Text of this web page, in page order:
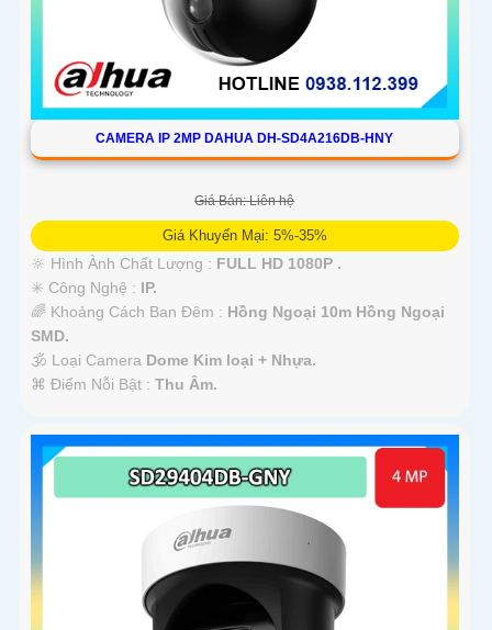
CAMERA IP 2MP DAHUA DH-SD4A216DB-HNY
Giá Bán: Liên hệ
Giá Khuyến Mại: 5%-35%
🔆 Hình Ành Chất Lượng : FULL HD 1080P .
✳️ Công Nghệ : IP.
🌈 Khoảng Cách Ban Đêm : Hồng Ngoại 10m Hồng Ngoại
SMD.
🕉️ Loại Camera Dome Kim loại + Nhựa.
️⌘ Điểm Nỗi Bật : Thu Âm.